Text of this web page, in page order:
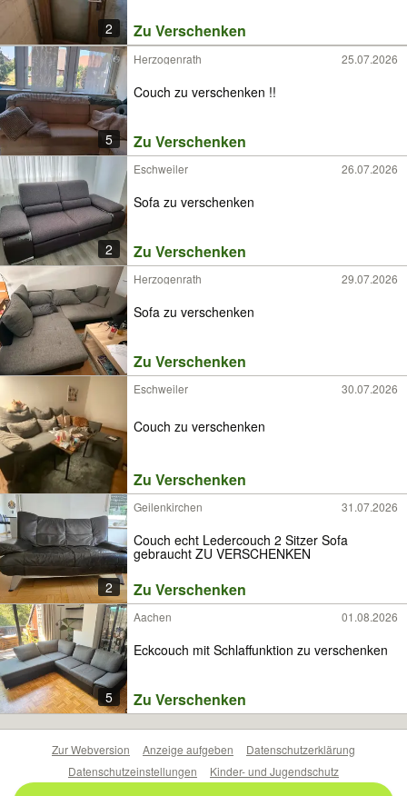
2 Zu Verschenken
5
Herzogenrath 25.07.2026
Couch zu verschenken !!
Zu Verschenken
2
Eschweiler 26.07.2026
Sofa zu verschenken
Zu Verschenken
Herzogenrath 29.07.2026
Sofa zu verschenken
Zu Verschenken
Eschweiler 30.07.2026
Couch zu verschenken
Zu Verschenken
2
Geilenkirchen 31.07.2026
Couch echt Ledercouch 2 Sitzer Sofa
gebraucht ZU VERSCHENKEN
Zu Verschenken
5
Aachen 01.08.2026
Eckcouch mit Schlaffunktion zu verschenken
Zu Verschenken
Zur Webversion Anzeige aufgeben
Datenschutzerklärung
Datenschutzeinstellungen
Kinder- und Jugendschutz